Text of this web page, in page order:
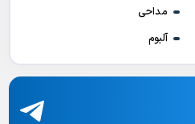
مداحی
آلبوم